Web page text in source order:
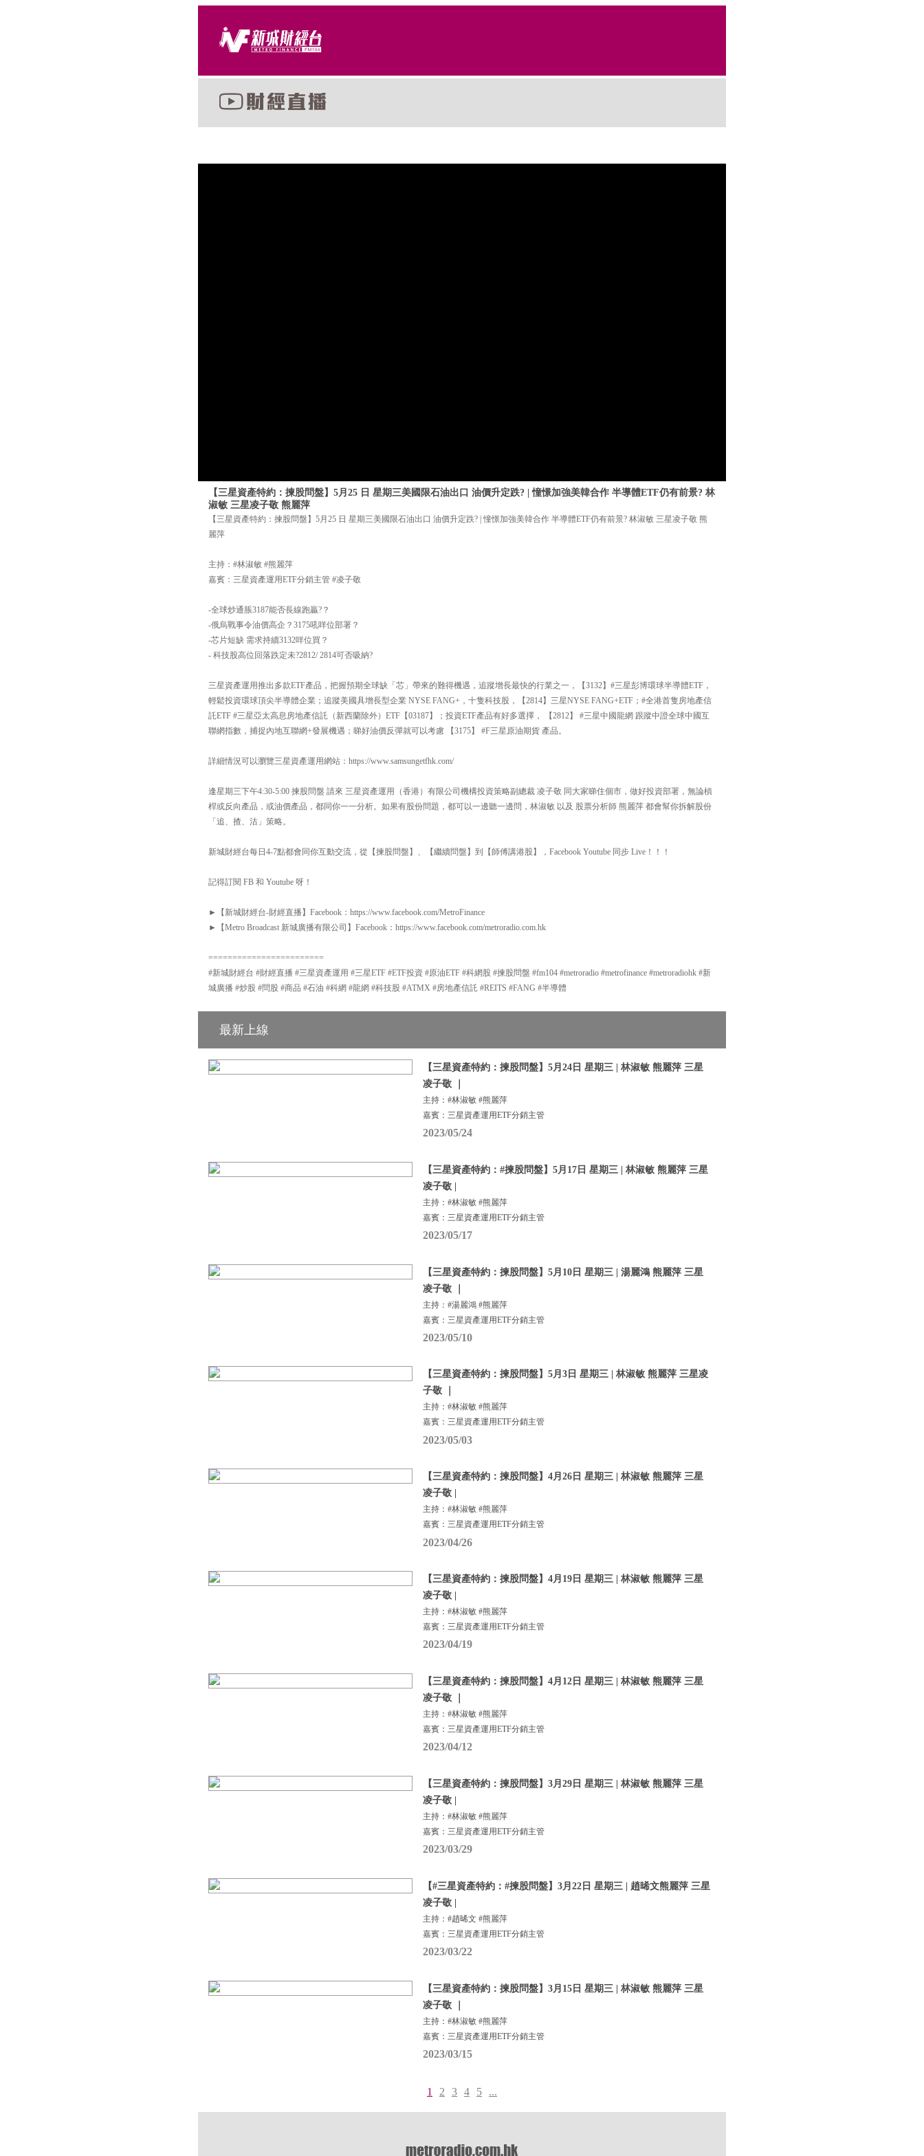
【三星資產特約：揀股問盤】5月25 日 星期三美國限石油出口 油價升定跌? | 憧憬加強美韓合作 半導體ETF仍有前景? 林
淑敏 三星凌子敬 熊麗萍
【三星資產特約：揀股問盤】5月25 日 星期三美國限石油出口 油價升定跌? | 憧憬加強美韓合作 半導體ETF仍有前景? 林淑敏 三星凌子敬 熊
麗萍
主持：#林淑敏 #熊麗萍
嘉賓：三星資產運用ETF分銷主管 #凌子敬
-全球炒通脹3187能否長線跑贏?？
-俄烏戰事令油價高企？3175吼咩位部署？
-芯片短缺 需求持續3132咩位買？
- 科技股高位回落跌定未?2812/ 2814可否吸納?
三星資產運用推出多款ETF產品，把握預期全球缺「芯」帶來的難得機遇，追蹤增長最快的行業之一，【3132】#三星彭博環球半導體ETF，
輕鬆投資環球頂尖半導體企業；追蹤美國具增長型企業 NYSE FANG+，十隻科技股，【2814】三星NYSE FANG+ETF；#全港首隻房地產信
託ETF #三星亞太高息房地產信託（新西蘭除外）ETF【03187】；投資ETF產品有好多選擇， 【2812】 #三星中國龍網 跟蹤中證全球中國互
聯網指數，捕捉內地互聯網+發展機遇；睇好油價反彈就可以考慮 【3175】 #F三星原油期貨 產品。
詳細情況可以瀏覽三星資產運用網站：https://www.samsungetfhk.com/
逢星期三下午4:30-5:00 揀股問盤 請來 三星資產運用（香港）有限公司機構投資策略副總裁 凌子敬 同大家睇住個市，做好投資部署，無論槓
桿或反向產品，或油價產品，都同你一一分析。如果有股份問題，都可以一邊聽一邊問，林淑敏 以及 股票分析師 熊麗萍 都會幫你拆解股份
「追、揸、沽」策略。
新城財經台每日4-7點都會同你互動交流，從【揀股問盤】、【繼續問盤】到【師傅講港股】，Facebook Youtube 同步 Live！！！
記得訂閱 FB 和 Youtube 呀！
►【新城財經台-財經直播】Facebook：https://www.facebook.com/MetroFinance
►【Metro Broadcast 新城廣播有限公司】Facebook：https://www.facebook.com/metroradio.com.hk
========================
#新城財經台 #財經直播 #三星資產運用 #三星ETF #ETF投資 #原油ETF #科網股 #揀股問盤 #fm104 #metroradio #metrofinance #metroradiohk #新
城廣播 #炒股 #問股 #商品 #石油 #科網 #龍網 #科技股 #ATMX #房地產信託 #REITS #FANG #半導體
最新上線
【三星資產特約：揀股問盤】5月24日 星期三 | 林淑敏 熊麗萍 三星
凌子敬 ｜
主持：#林淑敏 #熊麗萍
嘉賓：三星資產運用ETF分銷主管
2023/05/24
【三星資產特約：#揀股問盤】5月17日 星期三 | 林淑敏 熊麗萍 三星
凌子敬 |
主持：#林淑敏 #熊麗萍
嘉賓：三星資產運用ETF分銷主管
2023/05/17
【三星資產特約：揀股問盤】5月10日 星期三 | 湯麗鴻 熊麗萍 三星
凌子敬 ｜
主持：#湯麗鴻 #熊麗萍
嘉賓：三星資產運用ETF分銷主管
2023/05/10
【三星資產特約：揀股問盤】5月3日 星期三 | 林淑敏 熊麗萍 三星凌
子敬 ｜
主持：#林淑敏 #熊麗萍
嘉賓：三星資產運用ETF分銷主管
2023/05/03
【三星資產特約：揀股問盤】4月26日 星期三 | 林淑敏 熊麗萍 三星
凌子敬 |
主持：#林淑敏 #熊麗萍
嘉賓：三星資產運用ETF分銷主管
2023/04/26
【三星資產特約：揀股問盤】4月19日 星期三 | 林淑敏 熊麗萍 三星
凌子敬 |
主持：#林淑敏 #熊麗萍
嘉賓：三星資產運用ETF分銷主管
2023/04/19
【三星資產特約：揀股問盤】4月12日 星期三 | 林淑敏 熊麗萍 三星
凌子敬 ｜
主持：#林淑敏 #熊麗萍
嘉賓：三星資產運用ETF分銷主管
2023/04/12
【三星資產特約：揀股問盤】3月29日 星期三 | 林淑敏 熊麗萍 三星
凌子敬 |
主持：#林淑敏 #熊麗萍
嘉賓：三星資產運用ETF分銷主管
2023/03/29
【#三星資產特約：#揀股問盤】3月22日 星期三 | 趙晞文熊麗萍 三星
凌子敬 |
主持：#趙晞文 #熊麗萍
嘉賓：三星資產運用ETF分銷主管
2023/03/22
【三星資產特約：揀股問盤】3月15日 星期三 | 林淑敏 熊麗萍 三星
凌子敬 ｜
主持：#林淑敏 #熊麗萍
嘉賓：三星資產運用ETF分銷主管
2023/03/15
1 2 3 4 5 ...